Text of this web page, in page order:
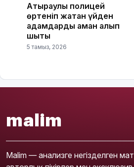
Атыраулық полицей
өртеніп жатқан үйден
адамдарды аман алып
шықты
5 тамыз, 2026
malim
Malim — анализге негізделген